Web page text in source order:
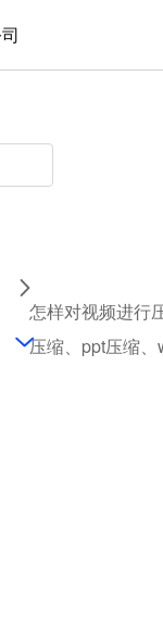
怎样对视频进行
压缩、ppt压缩、